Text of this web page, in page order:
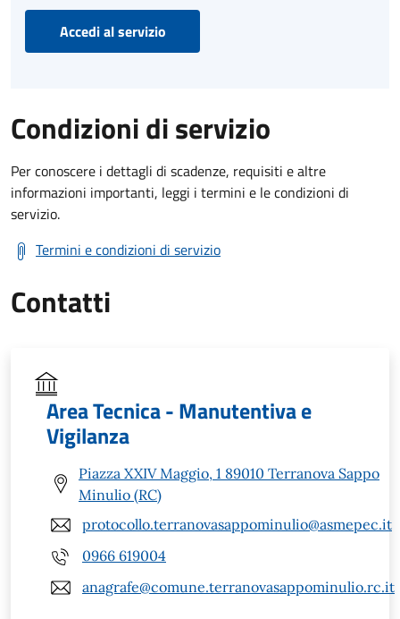
Accedi al servizio
Condizioni di servizio
Per conoscere i dettagli di scadenze, requisiti e altre
informazioni importanti, leggi i termini e le condizioni di
servizio.
Termini e condizioni di servizio
Contatti
Area Tecnica - Manutentiva e
Vigilanza
Piazza XXIV Maggio, 1 89010 Terranova Sappo
Minulio (RC)
protocollo.terranovasappominulio@asmepec.it
0966 619004
anagrafe@comune.terranovasappominulio.rc.it